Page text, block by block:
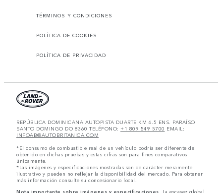
TÉRMINOS Y CONDICIONES
POLÍTICA DE COOKIES
POLÍTICA DE PRIVACIDAD
REPÚBLICA DOMINICANA AUTOPISTA DUARTE KM 6.5 ENS. PARAÍSO
SANTO DOMINGO DO 8360 TELÉFONO: +1 809 549 5700 EMAIL:
INFOAB@AUTOBRITANICA.COM
*El consumo de combustible real de un vehículo podría ser diferente del
obtenido en dichas pruebas y estas cifras son para fines comparativos
únicamente.
*Las imágenes y especificaciones mostradas son de carácter meramente
ilustrativo y pueden no reflejar la disponibilidad del mercado. Para obtener
más información consulte su concesionario local.